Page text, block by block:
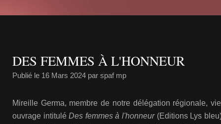
DES FEMMES À L'HONNEUR
Publié le 16 Mars 2024 par spaf mp
Mireille Germa, membre de notre délégation régionale,
ouvrage intituléDes femmes à l'honneur(Editions Lys